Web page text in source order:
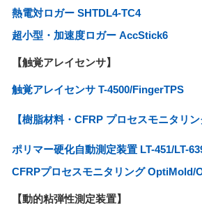
熱電対ロガー SHTDL4-TC4
超小型・加速度ロガー AccStick6
【触覚アレイセンサ】
触覚アレイセンサ T-4500/FingerTPS
【樹脂材料・CFRP プロセスモニタリン
ポリマー硬化自動測定装置 LT-451/LT-
CFRPプロセスモニタリング OptiMold/
【動的粘弾性測定装置】